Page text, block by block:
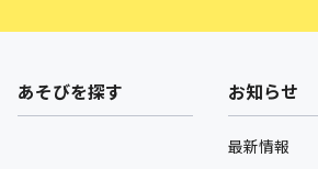
あそびを探す お知らせ
最新情報